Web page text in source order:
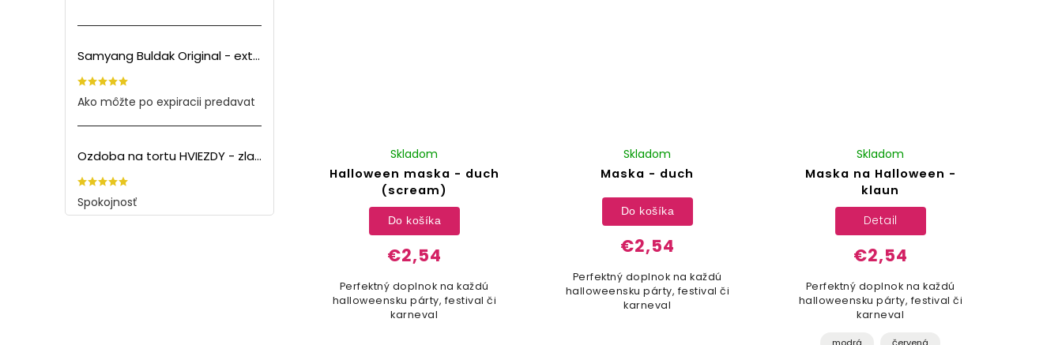
Samyang Buldak Original - extra pálivé kuracie rezance (140g) PO EXPIRÁCII
Ako môžte po expiracii predavat
Ozdoba na tortu HVIEZDY - zlatá (5ks)
Spokojnosť
Halloween maska - duch
(scream)
Skladom
€2,54
Do košíka
Perfektný doplnok na každú
halloweensku párty, festival či
karneval
Maska - duch
Skladom
€2,54
Do košíka
Perfektný doplnok na každú
halloweensku párty, festival či
karneval
Maska na Halloween -
klaun
Skladom
€2,54
Detail
Perfektný doplnok na každú
halloweensku párty, festival či
karneval
modrá červená